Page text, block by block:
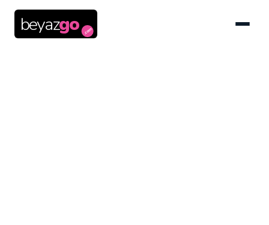
beyazgo .com